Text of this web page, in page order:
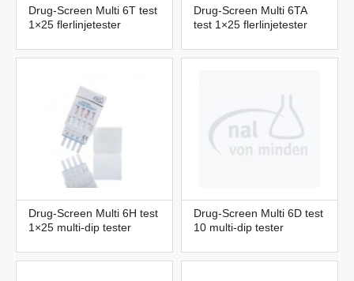
Drug-Screen Multi 6T test
1×25 flerlinjetester
Drug-Screen Multi 6TA
test 1×25 flerlinjetester
Drug-Screen Multi 6H test
1×25 multi-dip tester
Drug-Screen Multi 6D test
10 multi-dip tester